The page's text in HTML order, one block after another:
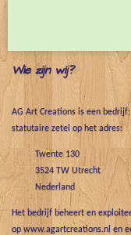
Wie zijn wij?
AG Art Creations is een
statutaire zetel op het adres:
Twente 130
3524 TW Utrecht
Nederland
Het bedrijf beheert en
op www.agartcreations.nl en